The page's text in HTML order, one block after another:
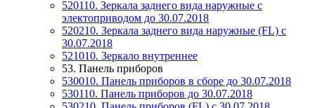
520110. Зеркала заднего вида наружные с
электоприводом до 30.07.2018
520210. Зеркала заднего вида наружные (FL) c
30.07.2018
521010. Зеркало внутреннее
53. Панель приборов
530010. Панель приборов в сборе до 30.07.2018
530110. Панель приборов до 30.07.2018